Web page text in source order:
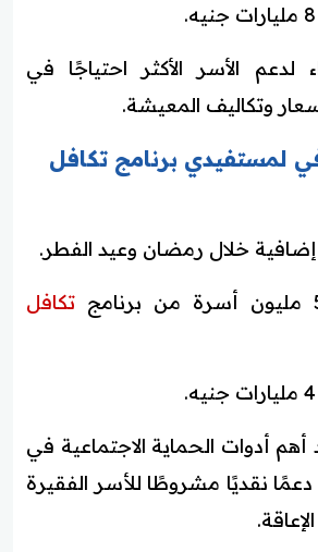
لدعم الأسر الأكثر احتياجًا في
وتكاليف المعيشة.
لمستفيدي برنامج تكافل
تكافل
أهم أدوات الحماية الاجتماعية في
نقديًا مشروطًا للأسر الفقيرة